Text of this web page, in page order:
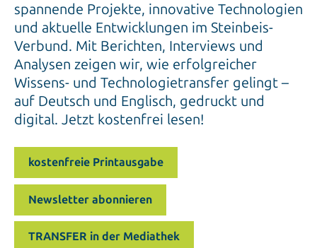
spannende Projekte, innovative Technologien
und aktuelle Entwicklungen im Steinbeis-
Verbund. Mit Berichten, Interviews und
Analysen zeigen wir, wie erfolgreicher
Wissens- und Technologietransfer gelingt –
auf Deutsch und Englisch, gedruckt und
digital. Jetzt kostenfrei lesen!
kostenfreie Printausgabe
Newsletter abonnieren
TRANSFER in der Mediathek